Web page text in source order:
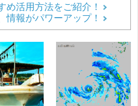
め活用方法をご紹介！
情報がパワーアップ！